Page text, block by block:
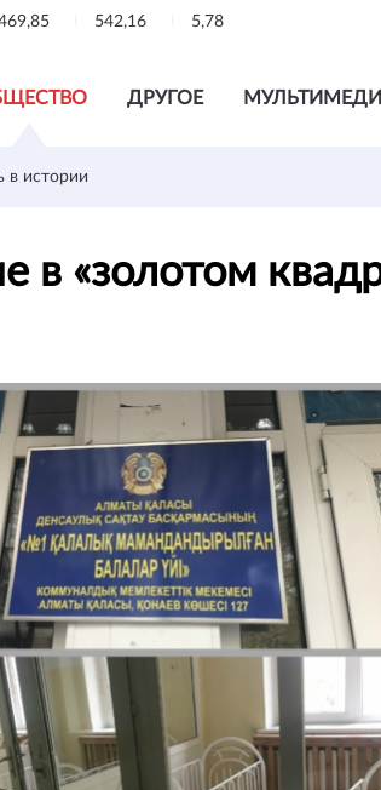
542,16 5,78
ДРУГОЕ
в истории
в «золотом